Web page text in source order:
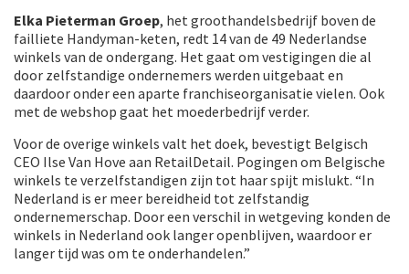
Elka Pieterman Groep, het groothandelsbedrijf boven de
failliete Handyman-keten, redt 14 van de 49 Nederlandse
winkels van de ondergang. Het gaat om vestigingen die al
door zelfstandige ondernemers werden uitgebaat en
daardoor onder een aparte franchiseorganisatie vielen. Ook
met de webshop gaat het moederbedrijf verder.
Voor de overige winkels valt het doek, bevestigt Belgisch
CEO Ilse Van Hove aan RetailDetail. Pogingen om Belgische
winkels te verzelfstandigen zijn tot haar spijt mislukt. “In
Nederland is er meer bereidheid tot zelfstandig
ondernemerschap. Door een verschil in wetgeving konden de
winkels in Nederland ook langer openblijven, waardoor er
langer tijd was om te onderhandelen.”